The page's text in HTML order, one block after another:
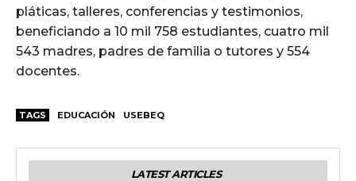
pláticas, talleres, conferencias y testimonios,
beneficiando a 10 mil 758 estudiantes, cuatro mil
543 madres, padres de familia o tutores y 554
docentes.
TAGS EDUCACIÓN USEBEQ
LATEST ARTICLES